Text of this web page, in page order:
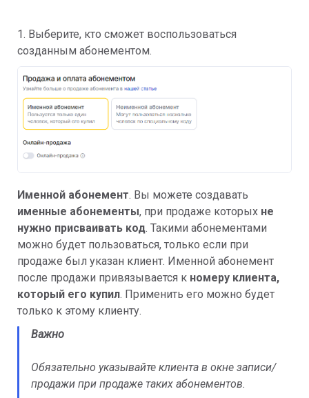
1. Выберите, кто сможет воспользоваться
созданным абонементом.
Именной абонемент. Вы можете создавать
именные абонементы, при продаже которых не
нужно присваивать код. Такими абонементами
можно будет пользоваться, только если при
продаже был указан клиент. Именной абонемент
после продажи привязывается к номеру клиента,
который его купил. Применить его можно будет
только к этому клиенту.
Важно
Обязательно указывайте клиента в окне записи/
продажи при продаже таких абонементов.